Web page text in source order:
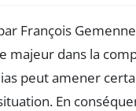
François
majeur dans la
peut amener
En